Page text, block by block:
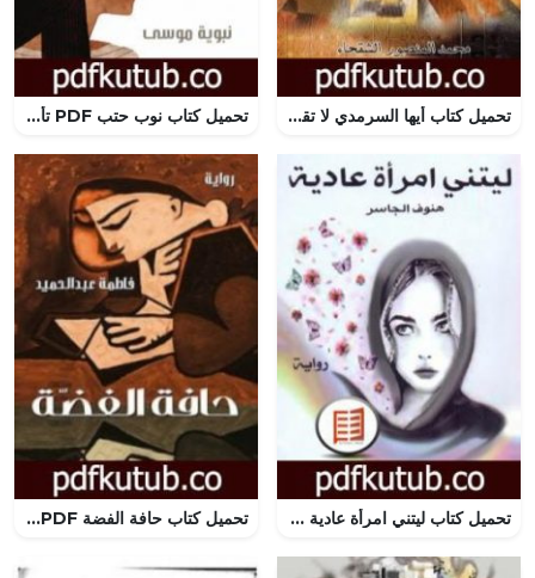
تحميل كتاب أيها السرمدي لا تقاوم الصحراء PDF تأليف محمد المنصور الشقحاء مجانا [كامل] تحميل كتاب نوب حتب PDF تأليف نبوية موسى مجانا [كامل]
تحميل كتاب ليتني امرأة عادية PDF تأليف هنوف الجاسر مجانا [كامل] تحميل كتاب حافة الفضة PDF تأليف فاطمة عبد الحميد مجانا [كامل]